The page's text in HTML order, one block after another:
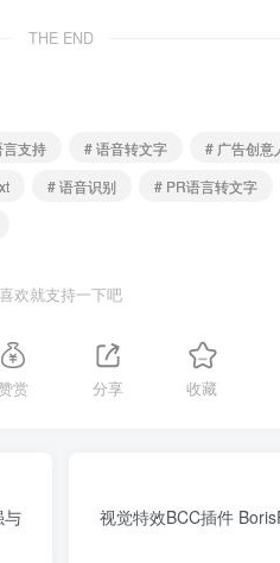
THE END
支持 # 语音转文字 # 广告创意
# 语音识别 # PR语言转文字
喜欢就支持一下吧
赏 分享 收藏
与
视觉特效BCC插件